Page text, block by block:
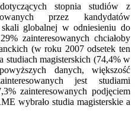
stopnia studiów z
przez kandydatów
globalnej w odniesieniu do
zainteresowanych chciałoby
(w roku 2007 odsetek ten
studiach magisterskich (74,4% w
danych, większość
jest studiami
zainteresowanych podjęciem
wybrało studia magisterskie a